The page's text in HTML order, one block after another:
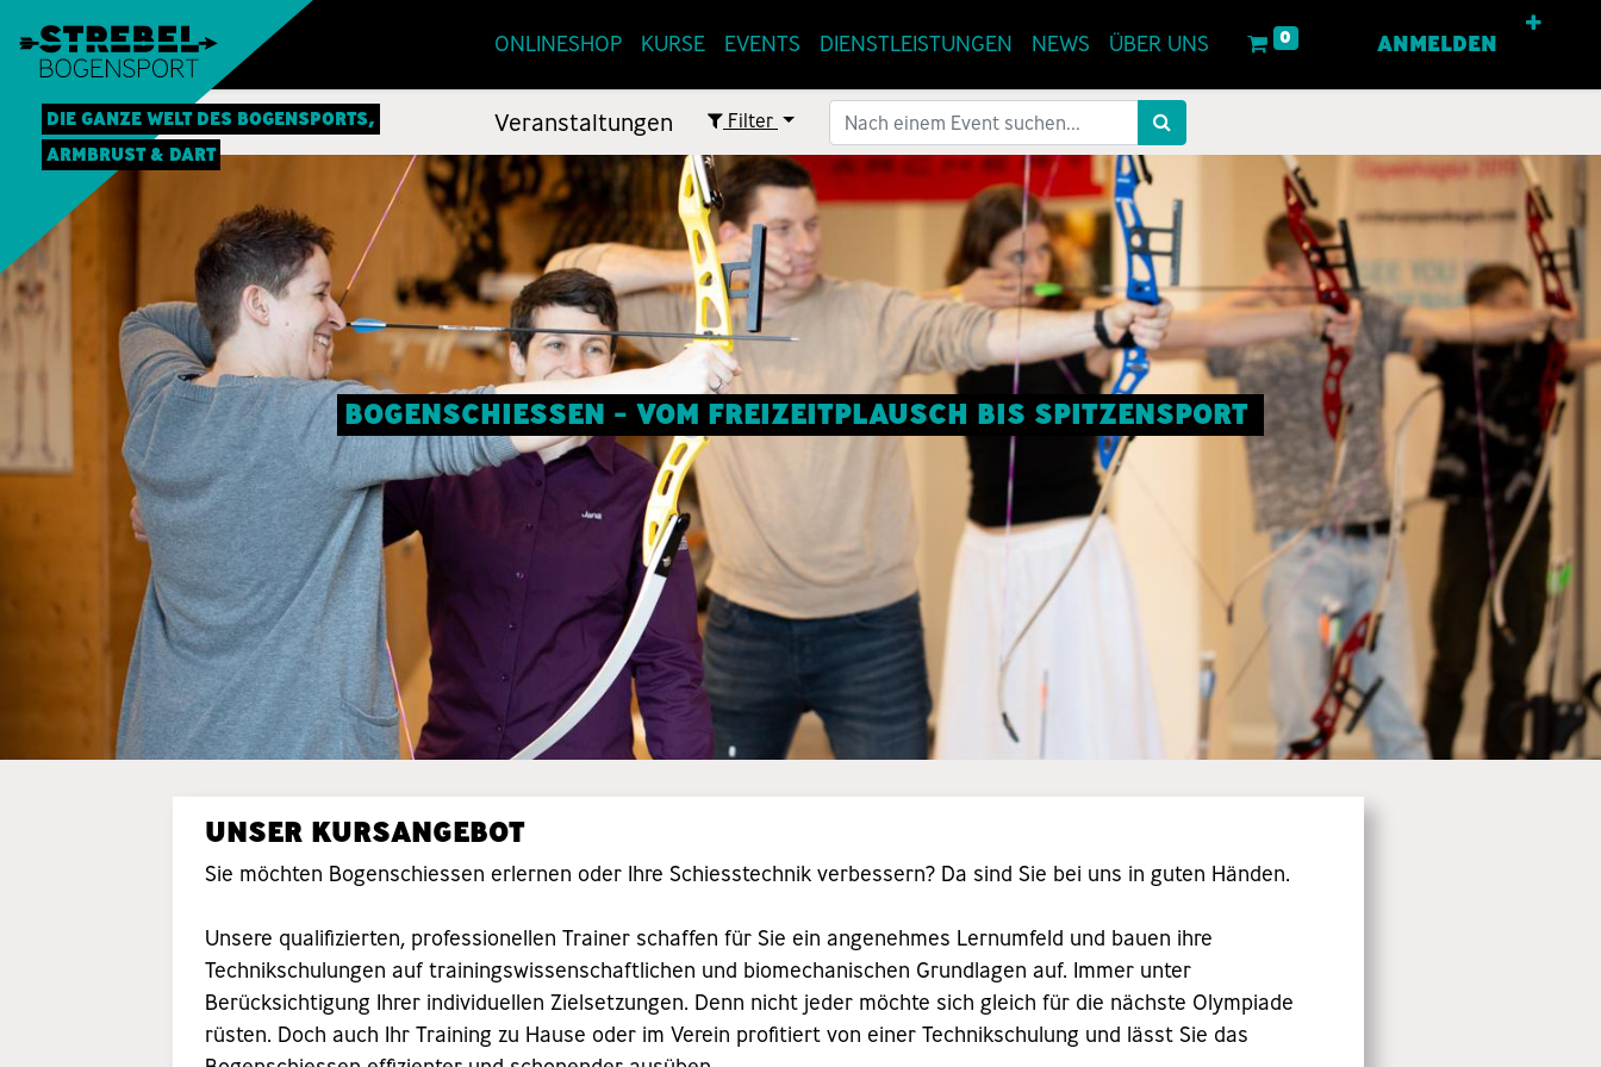
DIE GANZE WELT DES BOGENSPORTS,
ARMBRUST & DART
ONLINESHOP KURSE EVENTS DIENSTLEISTUNGEN NEWS ÜBER UNS 0 ANMELDEN
Veranstaltungen Filter
BOGENSCHIESSEN - VOM FREIZEITPLAUSCH BIS SPITZENSPORT
UNSER KURSANGEBOT
Sie möchten Bogenschiessen erlernen oder Ihre Schiesstechnik verbessern? Da sind Sie bei uns in guten Händen.
Unsere qualifizierten, professionellen Trainer schaffen für Sie ein angenehmes Lernumfeld und bauen ihre
Technikschulungen auf trainingswissenschaftlichen und biomechanischen Grundlagen auf. Immer unter
Berücksichtigung Ihrer individuellen Zielsetzungen. Denn nicht jeder möchte sich gleich für die nächste Olympiade
rüsten. Doch auch Ihr Training zu Hause oder im Verein profitiert von einer Technikschulung und lässt Sie das